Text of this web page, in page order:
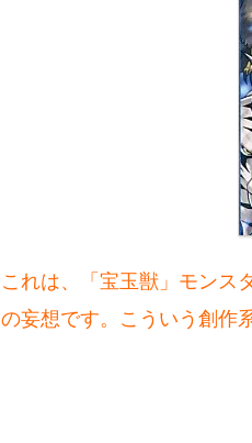
これは、「宝玉獣」モンス
の妄想です。こういう創作